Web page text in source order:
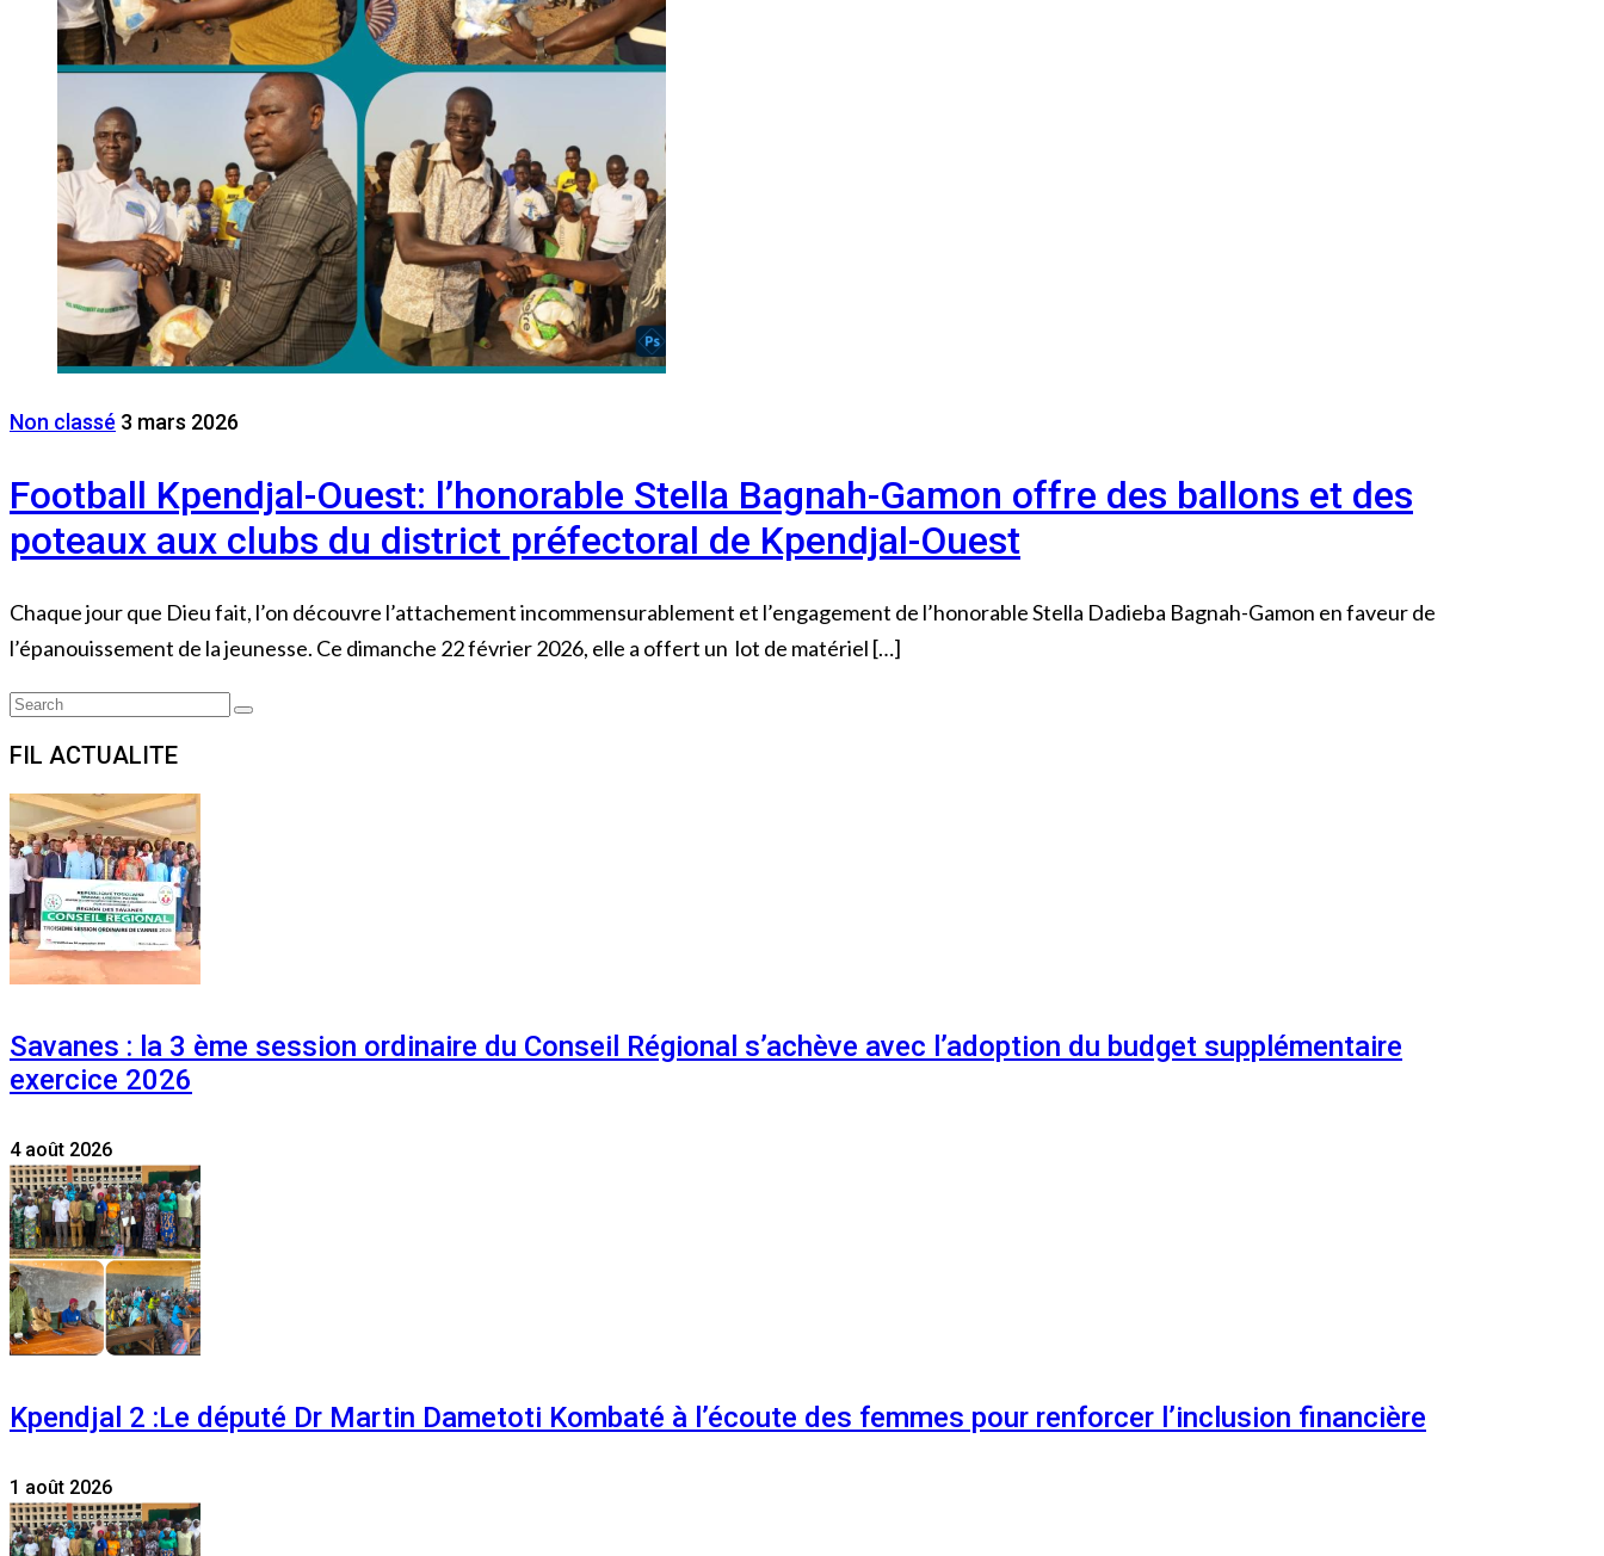
Non classé 3 mars 2026
Football Kpendjal-Ouest: l’honorable Stella Bagnah-Gamon offre des ballons et des
poteaux aux clubs du district préfectoral de Kpendjal-Ouest
Chaque jour que Dieu fait, l’on découvre l’attachement incommensurablement et l’engagement de l’honorable Stella Dadieba Bagnah-Gamon en faveur de
l’épanouissement de la jeunesse. Ce dimanche 22 février 2026, elle a offert un lot de matériel […]
Search
Search
FIL ACTUALITE
Savanes : la 3 ème session ordinaire du Conseil Régional s’achève avec l’adoption du budget supplémentaire
exercice 2026
4 août 2026
Kpendjal 2 :Le député Dr Martin Dametoti Kombaté à l’écoute des femmes pour renforcer l’inclusion financière
1 août 2026